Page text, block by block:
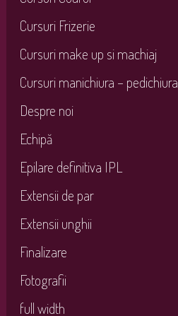
Cursuri Frizerie
Cursuri make up si machiaj
Cursuri manichiura – pedichiura
Despre noi
Echipă
Epilare definitiva IPL
Extensii de par
Extensii unghii
Finalizare
Fotografii
full width